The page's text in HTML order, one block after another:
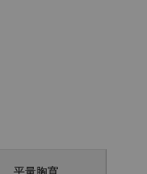
平量胸寬